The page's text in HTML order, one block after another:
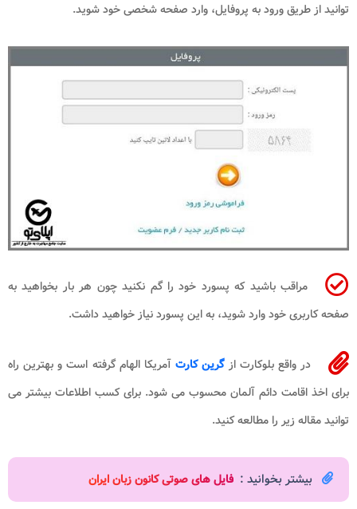
توانید از طریق ورود به پروفایل، وارد صفحه شخصی خود شوید.
مراقب باشید که پسورد خود را گم نکنید چون هر بار بخواهید به
صفحه کاربری خود وارد شوید، به این پسورد نیاز خواهید داشت.
در واقع بلوکارت ازگرین کارتآمریکا الهام گرفته است و بهترین راه
برای اخذ اقامت دائم آلمان محسوب می شود. برای کسب اطلاعات بیشتر می
توانید مقاله زیر را مطالعه کنید.
بیشتر بخوانید : فایل های صوتی کانون زبان ایران